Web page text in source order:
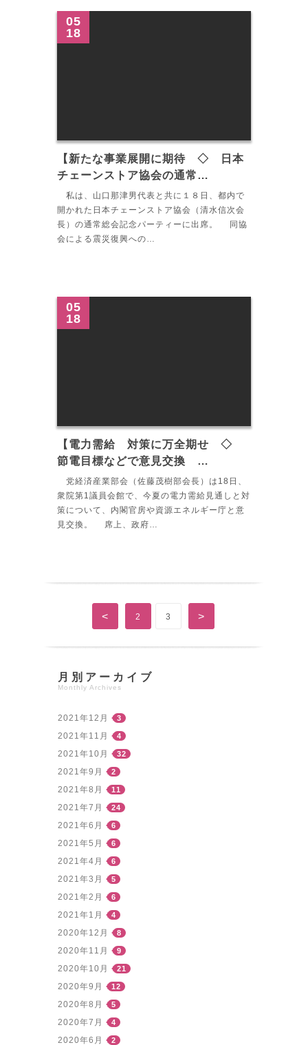
05
18
【新たな事業展開に期待 ◇ 日本
チェーンストア協会の通常…
私は、山口那津男代表と共に１８日、都内で
開かれた日本チェーンストア協会（清水信次会
長）の通常総会記念パーティーに出席。 同協
会による震災復興への…
05
18
【電力需給 対策に万全期せ ◇
節電目標などで意見交換 …
党経済産業部会（佐藤茂樹部会長）は18日、
衆院第1議員会館で、今夏の電力需給見通しと対
策について、内閣官房や資源エネルギー庁と意
見交換。 席上、政府…
< 2 3 >
月別アーカイブ
Monthly Archives
2021年12月 3
2021年11月 4
2021年10月 32
2021年9月 2
2021年8月 11
2021年7月 24
2021年6月 6
2021年5月 6
2021年4月 6
2021年3月 5
2021年2月 6
2021年1月 4
2020年12月 8
2020年11月 9
2020年10月 21
2020年9月 12
2020年8月 5
2020年7月 4
2020年6月 2